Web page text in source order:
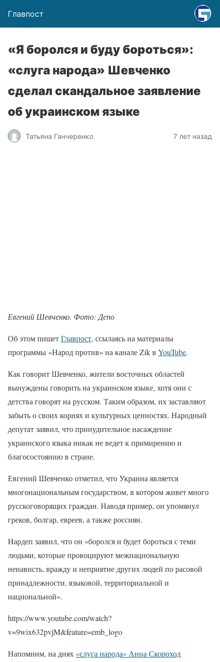
Главпост
«Я боролся и буду бороться»:
«слуга народа» Шевченко
сделал скандальное заявление
об украинском языке
Татьяна Ганчеренко 7 лет назад
Евгений Шевченко. Фото: Депо
Об этом пишетГлавпост, ссылаясь на материалы
программы «Народ против» на канале Zik в YouTube.
Как говорит Шевченко, жители восточных областей
вынуждены говорить на украинском языке, хотя они с
детства говорят на русском. Таким образом, их заставляют
забыть о своих корнях и культурных ценностях. Народный
депутат заявил, что принудительное насаждение
украинского языка никак не ведет к примирению и
благосостоянию в стране.
Евгений Шевченко отметил, что Украина является
многонациональным государством, в котором живет много
русскоговорящих граждан. Наводя пример, он упомянул
греков, болгар, евреев, а также россиян.
Нардеп заявил, что он «боролся и будет бороться с теми
людьми, которые провоцируют межнациональную
ненависть, вражду и неприятие других людей по расовой
принадлежности, языковой, территориальной и
национальной».
https://www.youtube.com/watch?
v=9wix632pvjM&feature=emb_logo
Напомним, на днях «слуга народа» Анна Скороход